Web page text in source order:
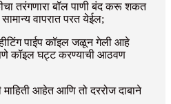
तरंगणारा बॉल पाणी बंद करू शकत
वापरात परत येईल;
पाईप कॉइल जळून गेली आहे
कॉइल घट्ट करण्याची आठवण
आहेत आणि तो दररोज दाबाने